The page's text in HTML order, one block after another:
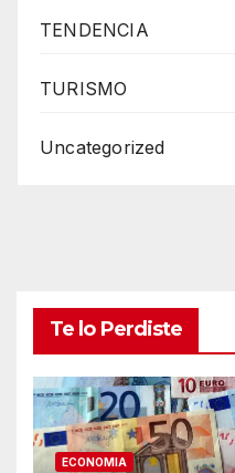
TENDENCIA
TURISMO
Uncategorized
Te lo Perdiste
ECONOMIA